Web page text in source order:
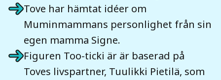
Tove har hämtat idéer om
Muminmammans personlighet från sin
egen mamma Signe.
Figuren Too-ticki är är baserad på
Toves livspartner, Tuulikki Pietilä, som